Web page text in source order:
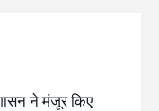
ने मंजूर किए